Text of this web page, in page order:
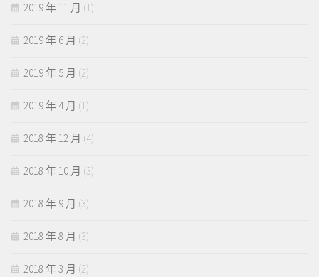
2019 年 11 月 (1)
2019 年 6 月 (2)
2019 年 5 月 (2)
2019 年 4 月 (1)
2018 年 12 月 (4)
2018 年 10 月 (3)
2018 年 9 月 (3)
2018 年 8 月 (3)
2018 年 3 月 (2)